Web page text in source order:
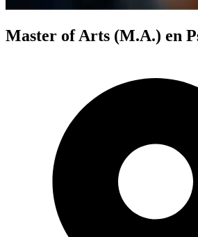
Master of Arts (M.A.) en